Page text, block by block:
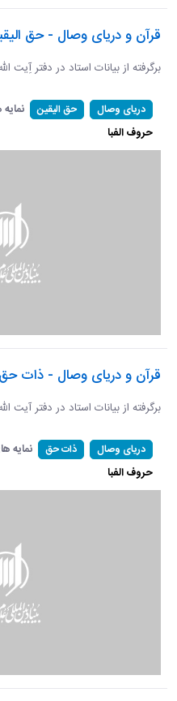
قرآن و دریای وصال - حق
برگرفته از بیانات استاد در دفتر آِیت
دریای وصال حق الیقین
حروف الفبا
قرآن و دریای وصال - ذات حق
برگرفته از بیانات استاد در دفتر آیت
دریای وصال ذات حق نمایه
حروف الفبا